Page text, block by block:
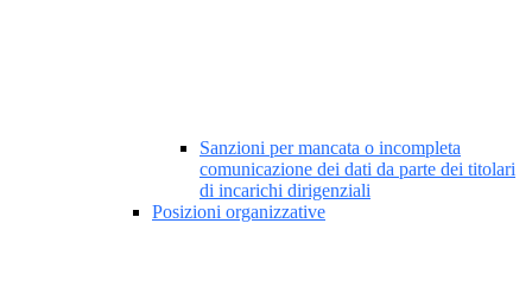
Sanzioni per mancata o incompleta
comunicazione dei dati da parte dei titolari
di incarichi dirigenziali
Posizioni organizzative